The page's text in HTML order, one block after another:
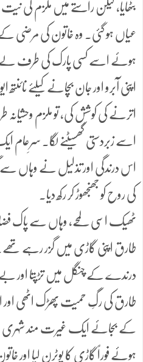
بٹھایا، لیکن راستے میں ملزم کی
عیاں ہو گئی۔ وہ خاتون کی مرضی
ہوئے اسے کسی پارک کی طرف
اپنی آبرو اور جان بچانے کیلئے نائنتھ
اترنے کی کوشش کی، تو ملزم وحشیانہ
اسے زبردستی گھسیٹنے لگا۔
اس درندگی اور تذلیل نے وہاں
کی روح کو جھنجھوڑ کر رکھ دیا۔
ٹھیک اسی لمحے، وہاں سے پاک
طارق اپنی گاڑی میں گزر رہے
درندے کے چنگل میں تڑپتا اور بے
طارق کی رگِ حمیت پھڑک اٹھی
کے بجائے ایک غیرت مند شہری
ہوئے فوراً گاڑی کا یوٹرن لیا اور